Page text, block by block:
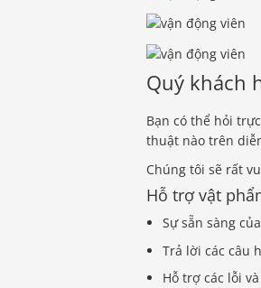
Quý khách
Bạn có thể hỏi
thuật nào trên
Chúng tôi sẽ rất
Hỗ trợ vật
Sự sẵn sàng
Trả lời các câu
Hỗ trợ các lỗi